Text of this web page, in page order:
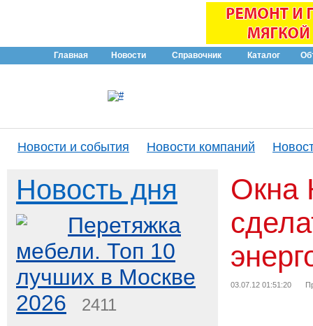
Главная Новости Справочник Каталог
Новости и события Новости компаний
Новость дня
Перетяжка
мебели. Топ 10
лучших в Москве
2026
2411
Окна
03.07.12 01:51:20